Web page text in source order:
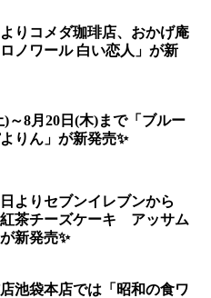
りコメダ珈琲店、おかげ庵
ノワール 白い恋人」が新
)～8月20日(木)まで「ブルー
りん」が新発売✨
よりセブンイレブンから
紅茶チーズケーキ アッサム
新発売✨
池袋本店では「昭和の食ワ